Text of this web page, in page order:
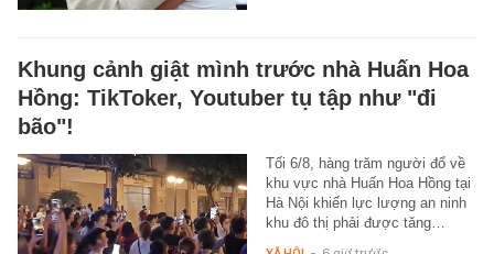
Khung cảnh giật mình trước nhà Huấn Hoa
Hồng: TikToker, Youtuber tụ tập như "đi
bão"!
Tối 6/8, hàng trăm người đổ về
khu vực nhà Huấn Hoa Hồng tại
Hà Nội khiến lực lượng an ninh
khu đô thị phải được tăng…